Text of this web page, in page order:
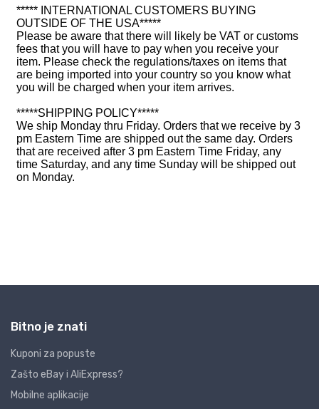
Bitno je znati
Kuponi za popuste
Zašto eBay i AliExpress?
Mobilne aplikacije